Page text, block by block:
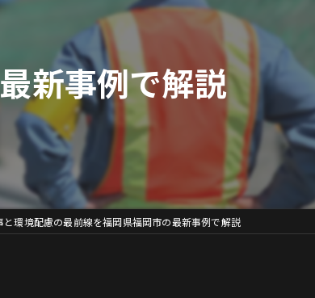
新事例で解説
と環境配慮の最前線を福岡県福岡市の最新事例で解説